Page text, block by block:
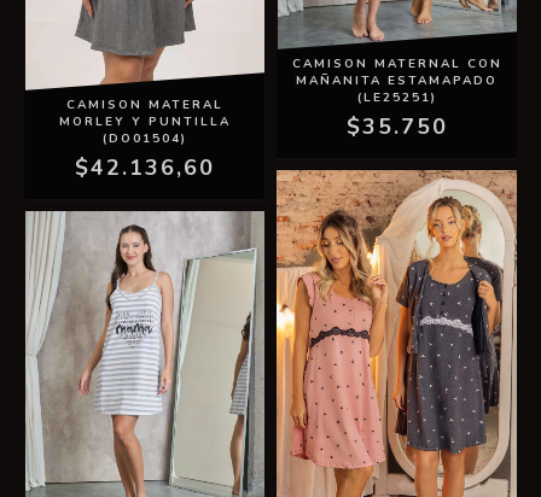
CAMISON MATERAL
MORLEY Y PUNTILLA
(DO01504)
$42.136,60
CAMISON MATERNAL CON
MAÑANITA ESTAMAPADO
(LE25251)
$35.750